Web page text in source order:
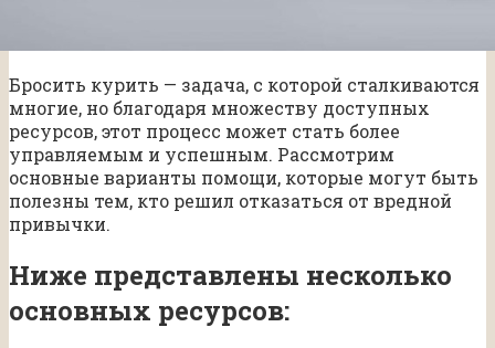
Бросить курить — задача, с которой сталкиваются
многие, но благодаря множеству доступных
ресурсов, этот процесс может стать более
управляемым и успешным. Рассмотрим
основные варианты помощи, которые могут быть
полезны тем, кто решил отказаться от вредной
привычки.
Ниже представлены несколько
основных ресурсов: